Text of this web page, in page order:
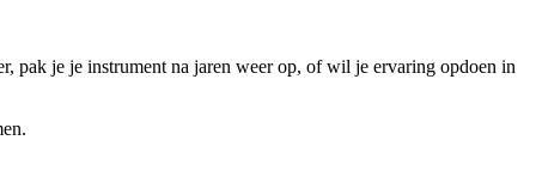
pak je je instrument na jaren weer op, of wil je ervaring opdoen in